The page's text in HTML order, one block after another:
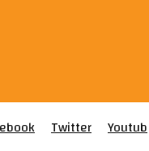
Twitter Youtub